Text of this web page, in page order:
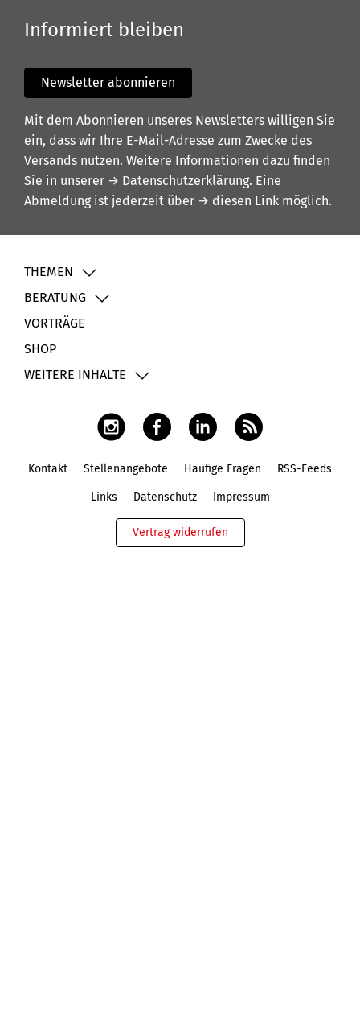
Informiert bleiben
Newsletter abonnieren
Mit dem Abonnieren unseres Newsletters willigen Sie
ein, dass wir Ihre E-Mail-Adresse zum Zwecke des
Versands nutzen. Weitere Informationen dazu finden
Sie in unserer → Datenschutzerklärung. Eine
Abmeldung ist jederzeit über → diesen Link möglich.
THEMEN
BERATUNG
VORTRÄGE
SHOP
WEITERE INHALTE
Kontakt Stellenangebote Häufige Fragen RSS-Feeds
Links Datenschutz Impressum
Vertrag widerrufen